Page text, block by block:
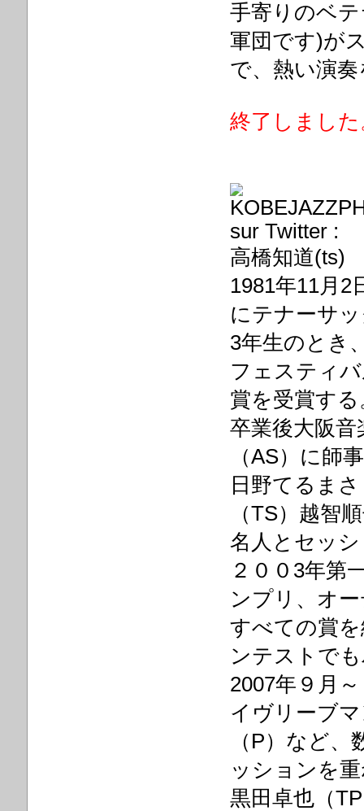
手寄りのベ
軍団です)が
で、熱い演
終了しました
高橋知道(ts)
1981年11月2
にテナーサ
3年生のとき
フェスティ
賞を受賞する
卒業後大阪
（AS）に師
日野てるま
（TS）越智
名人とセッ
２００3年第
ンプリ、オ
すべての賞
ンテストで
2007年９月
イヴリーブ
（P）など
ッションを
黒田卓也（